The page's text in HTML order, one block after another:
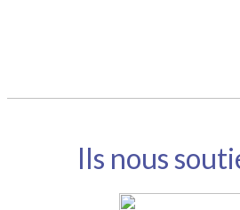
Ils nous